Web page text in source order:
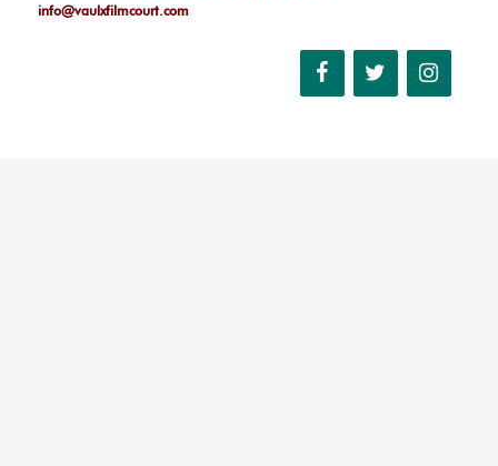
info@vaulxfilmcourt.com